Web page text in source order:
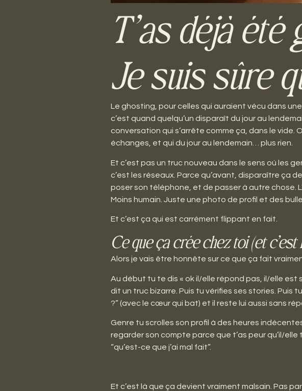
T’as déjà
Je suis sûre
Le ghosting, pour celles qui auraient vécu dans
c’est quand quelqu’un disparaît du jour au
conversation qui s’arrête comme ça, dans le vide.
échanges, et qui du jour au lendemain… plus rien.
Et c’est pas un truc nouveau dans le sens où les
c’est les réseaux. Parce qu’avant, disparaître ça
poser son téléphone, et de passer à autre chose.
Moins humain. Juste une photo de profil et des
Et c’est ça qui est carrément flippant en fait.
Ce que ça crée chez toi (et
Alors je vais être honnête sur ce que ça fait
Au début tu te dis « ok il/elle répond pas, il/elle est
dit un truc bizarre. Puis tu vérifies ses stories. Puis
?” (avec le cœur qui bat) et il reste lui aussi sans
Genre tu scrolles son profil à des heures
regarder son compte parce que t’as peur qu’il/
“qu’est-ce que j’ai mal fait”.
Et c’est là que ça devient vraiment malsain. Pas